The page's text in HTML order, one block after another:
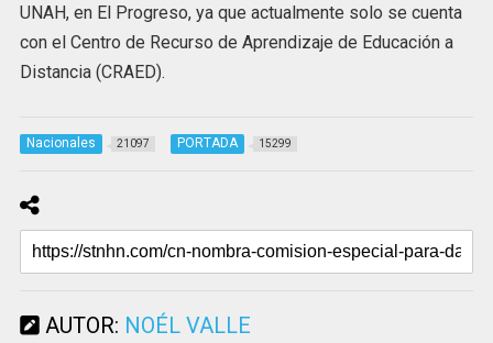
UNAH, en El Progreso, ya que actualmente solo se cuenta
con el Centro de Recurso de Aprendizaje de Educación a
Distancia (CRAED).
Nacionales 21097 PORTADA 15299
AUTOR: NOÉL VALLE